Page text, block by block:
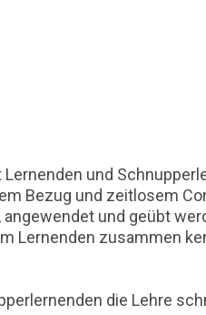
und
Bezug und zeitlosem
und geübt
Lernenden zusammen
die Lehre